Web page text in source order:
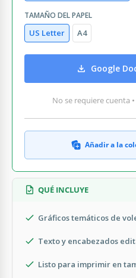
TAMAÑO DEL PAPEL
US Letter A4
Google
No se requiere cuenta
Añadir a la
QUÉ INCLUYE
Gráficos temáticos de
Texto y encabezados
Listo para imprimir en